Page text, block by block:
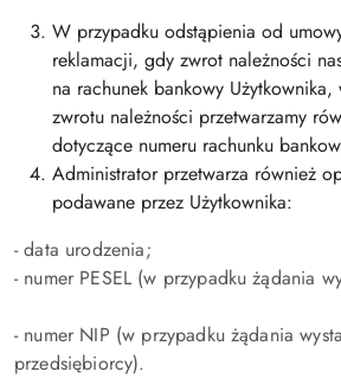
W przypadku odstąpienia od
reklamacji, gdy zwrot należności
na rachunek bankowy
zwrotu należności przetwarzamy
dotyczące numeru rachunku
Administrator przetwarza również
podawane przez Użytkownika:
- data urodzenia;
- numer PESEL (w przypadku żądania
- numer NIP (w przypadku żądania
przedsiębiorcy).